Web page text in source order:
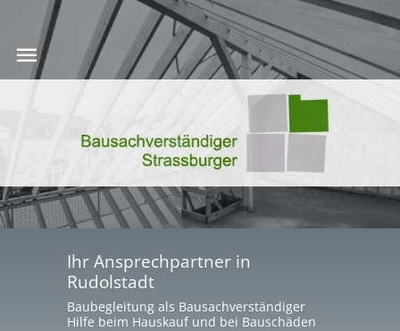
Ihr Ansprechpartner in
Rudolstadt
Baubegleitung als Bausachverständiger
Hilfe beim Hauskauf und bei Bauschäden